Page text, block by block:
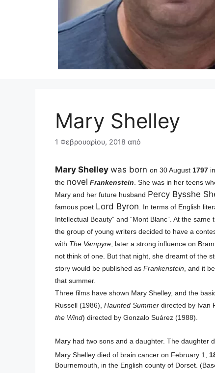
Mary Shelley
1 Φεβρουαρίου, 2018 από
Mary Shelley was born on 30 August 1797 in
the novel Frankenstein. She was in her teens
Mary and her future husband Percy Bysshe
famous poet Lord Byron. In terms of English
Intellectual Beauty” and “Mont Blanc”. At the
the group of young writers decided to have a
with The Vampyre, later a strong influence on Bram
not think of one. But that night, she dreamt of the
story would be published as Frankenstein, and it
that summer.
Three films have shown Mary Shelley, and the
Russell (1986), Haunted Summer directed by Ivan
the Wind) directed by Gonzalo Suárez (1988).
Mary had two sons and a daughter. The daughter
Mary Shelley died of brain cancer on February 1,
Bournemouth, in the English county of Dorset.